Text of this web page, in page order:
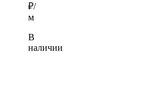
₽/
м
В
наличии